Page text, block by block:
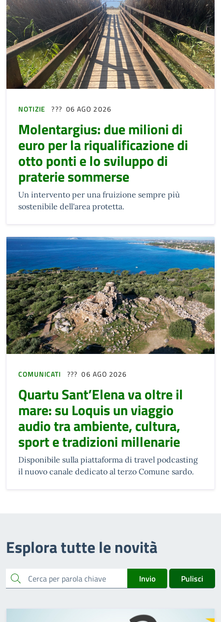
NOTIZIE 06 AGO 2026
Molentargius: due milioni di
euro per la riqualificazione di
otto ponti e lo sviluppo di
praterie sommerse
Un intervento per una fruizione sempre più
sostenibile dell'area protetta.
COMUNICATI 06 AGO 2026
Quartu Sant’Elena va oltre il
mare: su Loquis un viaggio
audio tra ambiente, cultura,
sport e tradizioni millenarie
Disponibile sulla piattaforma di travel podcasting
il nuovo canale dedicato al terzo Comune sardo.
Esplora tutte le novità
cerca Invio Pulisci